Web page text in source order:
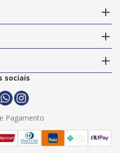
sociais
Pagamento